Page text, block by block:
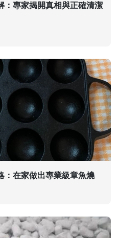
：專家揭開真相與正確清潔
：在家做出專業級章魚燒